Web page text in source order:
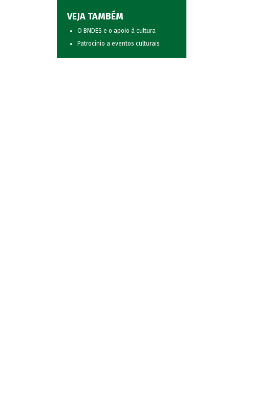
VEJA TAMBÉM
O BNDES e o apoio à cultura
Patrocínio a eventos culturais